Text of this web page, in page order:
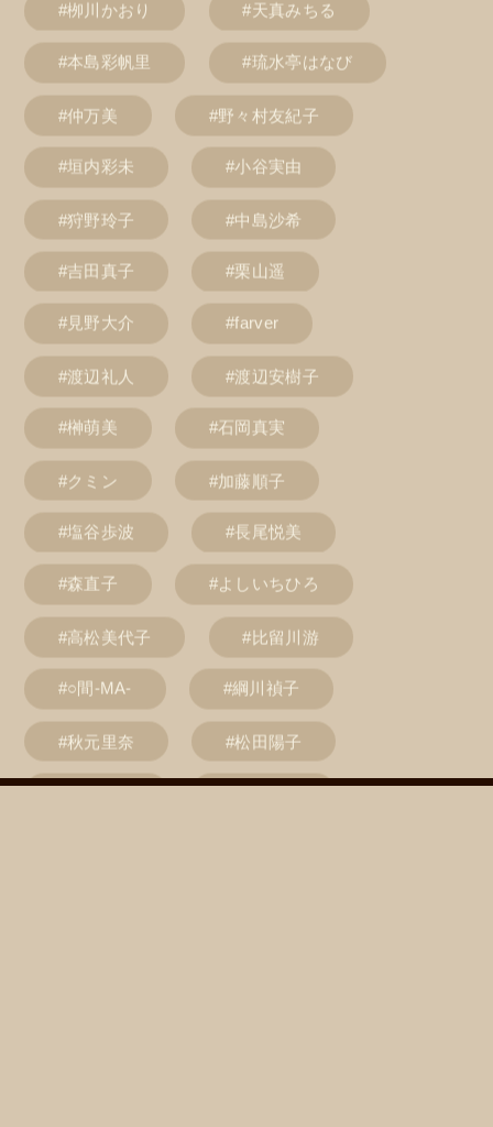
#栁川かおり #天真みちる
#本島彩帆里 #琉水亭はなび
#仲万美 #野々村友紀子
#垣内彩未 #小谷実由
#狩野玲子 #中島沙希
#吉田真子 #栗山遥
#見野大介 #farver
#渡辺礼人 #渡辺安樹子
#榊萌美 #石岡真実
#クミン #加藤順子
#塩谷歩波 #長尾悦美
#森直子 #よしいちひろ
#高松美代子 #比留川游
#○間-MA- #綱川禎子
#秋元里奈 #松田陽子
#寺田有希 #高瀬真奈